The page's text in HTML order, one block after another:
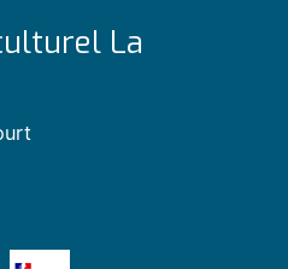
La